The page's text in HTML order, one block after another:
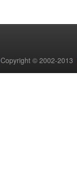
Copyright © 2002-2013